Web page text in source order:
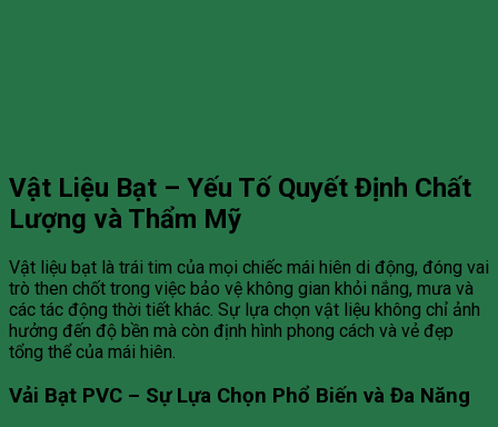
Vật Liệu Bạt – Yếu Tố Quyết Định Chất
Lượng và Thẩm Mỹ
Vật liệu bạt là trái tim của mọi chiếc mái hiên di động, đóng vai
trò then chốt trong việc bảo vệ không gian khỏi nắng, mưa và
các tác động thời tiết khác. Sự lựa chọn vật liệu không chỉ ảnh
hưởng đến độ bền mà còn định hình phong cách và vẻ đẹp
tổng thể của mái hiên.
Vải Bạt PVC – Sự Lựa Chọn Phổ Biến và Đa Năng